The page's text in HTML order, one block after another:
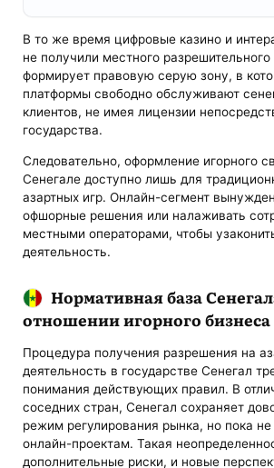
В то же время цифровые казино и
не получили местного разрешительного
формирует правовую серую зону, в
платформы свободно обслуживают
клиентов, не имея лицензии
государства.
Следовательно, оформление игорного
Сенегале доступно лишь для
азартных игр. Онлайн-сегмент
офшорные решения или налаживать
местными операторами, чтобы
деятельность.
Нормативная база
отношении игорного бизнеса
Процедура получения разрешения на
деятельность в государстве Сенегал
понимания действующих правил. В
соседних стран, Сенегал сохраняет
режим регулирования рынка, но пока
онлайн-проектам. Такая
дополнительные риски, и новые